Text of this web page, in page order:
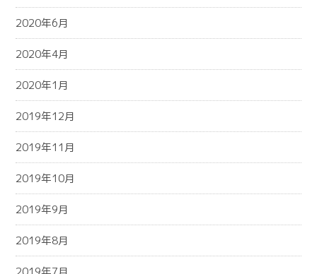
2020年6月
2020年4月
2020年1月
2019年12月
2019年11月
2019年10月
2019年9月
2019年8月